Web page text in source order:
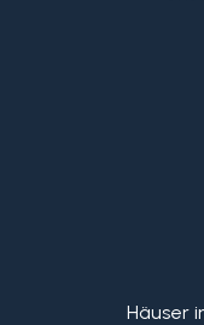
Häuser